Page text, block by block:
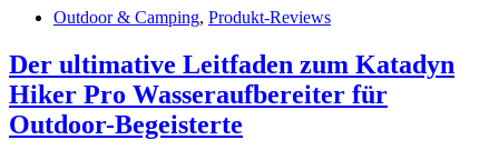
Outdoor & Camping, Produkt-Reviews
Der ultimative Leitfaden zum Katadyn
Hiker Pro Wasseraufbereiter für
Outdoor-Begeisterte